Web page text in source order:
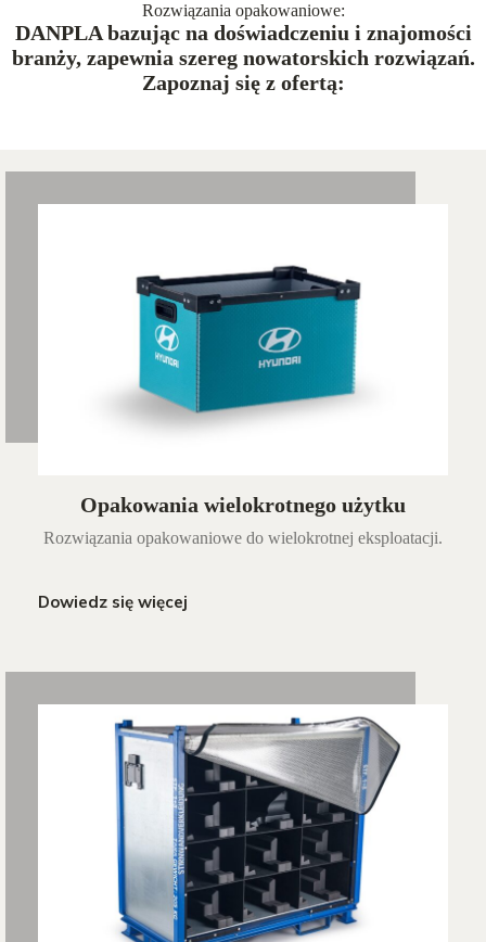
Rozwiązania opakowaniowe:
DANPLA bazując na doświadczeniu i znajomości
branży, zapewnia szereg nowatorskich rozwiązań.
Zapoznaj się z ofertą:
Opakowania wielokrotnego użytku
Rozwiązania opakowaniowe do wielokrotnej eksploatacji.
Dowiedz się więcej